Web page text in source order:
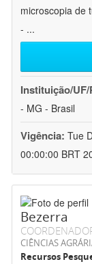
microscopia de
- ...
Instituição/UF/
- MG - Brasil
Vigência: Tue
00:00:00 BRT
Bezerra
CIÊNCIAS
Recursos